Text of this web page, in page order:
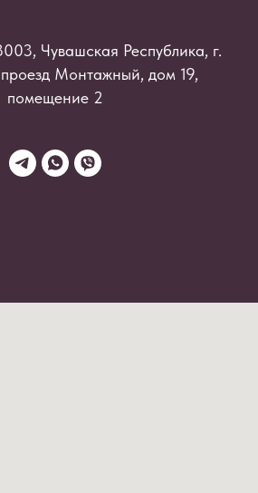
Чувашская Республика, г.
Монтажный, дом 19,
помещение 2